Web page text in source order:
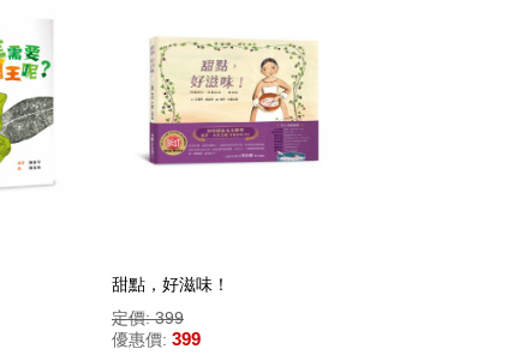
甜點，好滋味！
定價: 399
優惠價: 399